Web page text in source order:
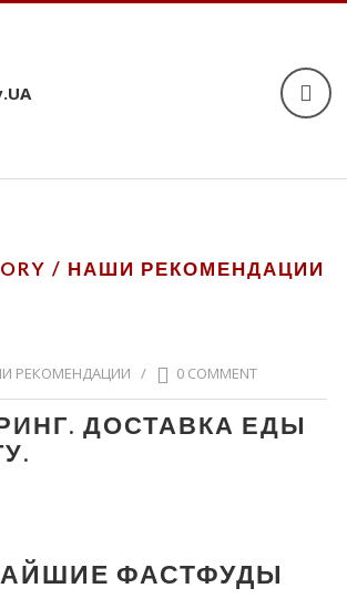
/ НАШИ РЕКОМЕНДАЦИИ
РЕКОМЕНДАЦИИ / 0 COMMENT
ДОСТАВКА ЕДЫ
ФАСТФУДЫ